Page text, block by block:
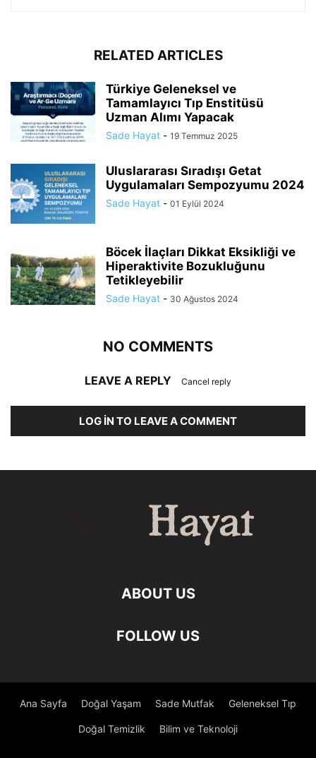
RELATED ARTICLES
Türkiye Geleneksel ve
Tamamlayıcı Tıp Enstitüsü
Uzman Alımı Yapacak
Sade Hayat - 19 Temmuz 2025
Uluslararası Sıradışı Getat
Uygulamaları Sempozyumu 2024
Sade Hayat - 01 Eylül 2024
Böcek İlaçları Dikkat Eksikliği ve
Hiperaktivite Bozukluğunu
Tetikleyebilir
Sade Hayat - 30 Ağustos 2024
NO COMMENTS
LEAVE A REPLY Cancel reply
LOG IN TO LEAVE A COMMENT
ABOUT US
FOLLOW US
Ana Sayfa Doğal Yaşam Sade Mutfak Geleneksel Tıp
Doğal Temizlik Bilim ve Teknoloji